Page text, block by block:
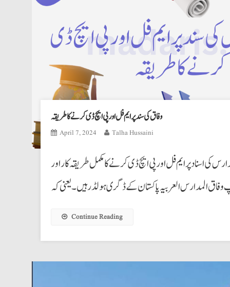
وفاق کی سند پر ایم فل اور پی ایچ ڈی کرنے کا طریقہ
April 7, 2024 Talha Hussaini
کی اسناد پر ایم فل اور پی ایچ ڈی کرنے کا مکمل طریقہ کار اور
Continue Reading